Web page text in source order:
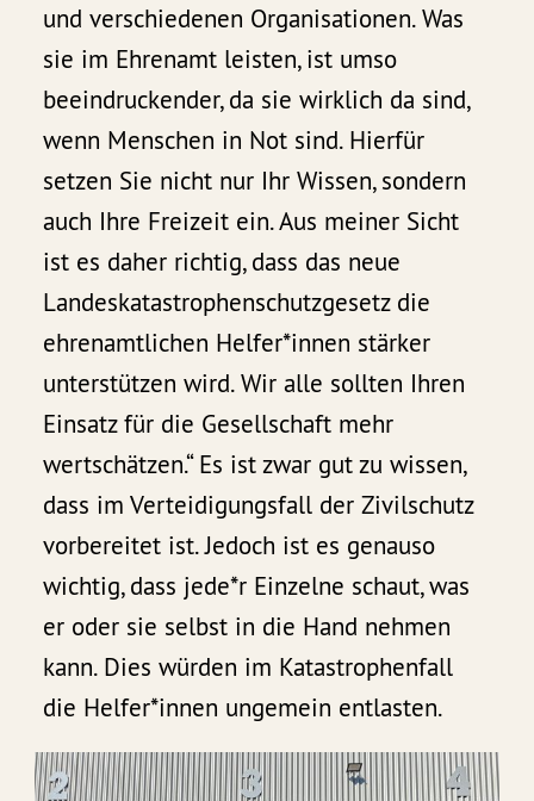
und verschiedenen Organisationen. Was
sie im Ehrenamt leisten, ist umso
beeindruckender, da sie wirklich da sind,
wenn Menschen in Not sind. Hierfür
setzen Sie nicht nur Ihr Wissen, sondern
auch Ihre Freizeit ein. Aus meiner Sicht
ist es daher richtig, dass das neue
Landeskatastrophenschutzgesetz die
ehrenamtlichen Helfer*innen stärker
unterstützen wird. Wir alle sollten Ihren
Einsatz für die Gesellschaft mehr
wertschätzen.“ Es ist zwar gut zu wissen,
dass im Verteidigungsfall der Zivilschutz
vorbereitet ist. Jedoch ist es genauso
wichtig, dass jede*r Einzelne schaut, was
er oder sie selbst in die Hand nehmen
kann. Dies würden im Katastrophenfall
die Helfer*innen ungemein entlasten.